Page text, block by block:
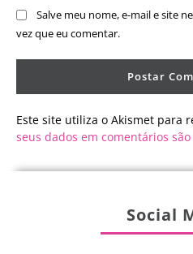
Salve meu nome, e-mail e site
vez que eu comentar.
Este site utiliza o Akismet para
seus dados em comentários
Social